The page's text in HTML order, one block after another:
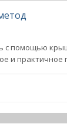
с помощью
и практичное